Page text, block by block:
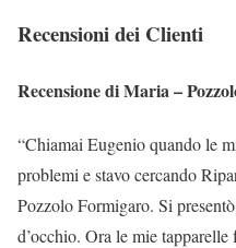
Recensioni dei Clienti
Recensione di Maria –
“Chiamai Eugenio quando le
problemi e stavo cercando
Pozzolo Formigaro. Si
d’occhio. Ora le mie